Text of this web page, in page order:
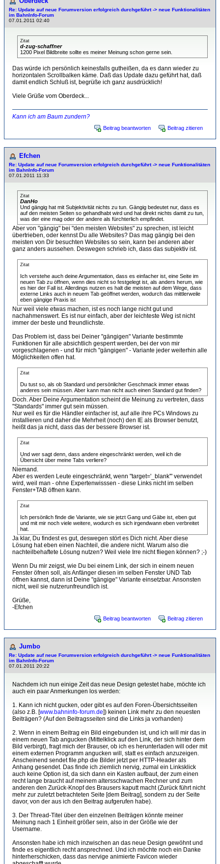
Re: Update auf neue Forumversion erfolgreich durchgeführt -> neue Funktionalitäten
im BahnInfo-Forum
07.01.2011 02:40
Zitat
d-zug-schaffner
1200 Pixel Bildbreite sollte es meiner Meinung schon gerne sein.
Das würde ich persönlich keinesfalls gutheißen, da es dann wieder zu
horizontalen Scrollbalken käme. Daß das Update dazu geführt hat, daß
damit endlich Schluß ist, begrüße ich ganz ausdrücklich!
Viele Grüße vom Oberdeck...
Kann ich am Baum zundern?
Beitrag beantworten Beitrag zitieren
Efchen
Re: Update auf neue Forumversion erfolgreich durchgeführt -> neue Funktionalitäten
im BahnInfo-Forum
07.01.2011 11:33
Zitat
DanHo
Und gängig hat mit Subjektivität nichts zu tun. Gängig bedeutet nur, dass es
auf den meisten Seiten so gehandhabt wird und hat direkt nichts damit zu tun,
was der eine mag oder der andere als fürchterlich empfindet.
Aber von "gängig" bei "den meisten Websites" zu sprechen, ist leicht
übertrieben, oder kennst Du alle Websites? Das mag gängig bei den
meisten von Dir besuchten Websites so sein, kann bei anderen aber
ganz anders aussehen. Deswegen schrieb ich, dass das subjektiv ist.
Zitat
Ich verstehe auch deine Argumentation, dass es einfacher ist, eine Seite im
neuen Tab zu öffnen, wenn dies nicht so festgelegt ist, als anders herum, wie
es hier der Fall ist. Allerdings nutzen es halt die meisten auf dem Wege, dass
externe Links auch in neuem Tab geöffnet werden, wodurch das mittlerweile
eben gängige Praxis ist
Nur weil viele etwas machen, ist es noch lange nicht gut und
nachahmenswert. Es ist nur einfach, aber der leichteste Weg ist nicht
immer der beste und freundlichste.
Das Problem ist, dass bei Deiner "gängigen" Variante bestimmte
Funktionen für alle absichtlich gesperrt werden, bei der von mir
vorgeschlagenen - und für mich "gängigen" - Variante jeder weiterhin alle
Möglichkeiten offen hat.
Zitat
Du tust so, als ob Standard und persönlicher Geschmack immer etwas
anderes sein müssen. Aber kann man nicht auch einen Standard gut finden?
Doch. Aber Deine Argumentation scheint die Meinung zu vertreten, dass
"Standards" immer gut sein müssen.
Nur weil es für die Händler einfacher ist, auf alle ihre PCs Windows zu
installieren und daher die Mehrheit (noch) den IE als Browser benutzt,
heißt das ja nicht, dass das der bessere Browser ist.
Zitat
Und wer sagt denn, dass andere eingeschränkt werden, weil ich die
Übersicht über meine Tabs verliere?
Niemand.
Aber es werden Leute eingeschränkt, wenn "target='_blank'" verwendet
wird, weil man - ohne Expertenwisssen - diese Links nicht im selben
Fenster+TAB öffnen kann.
Zitat
Ich persönlich finde die Variante, wie sie jetzt Gang und Gäbe ist, eben gut
und mit mir noch viele weitere, wodurch es sich irgendwann eben verbreitet
hat.
Ja klar, Du findest es gut, deswegen stört es Dich nicht. Aber diese
Lösung hat eben einen Nachteil, die andere nicht. Warum also die
nachteilbehaftete Lösung nutzen? Weil viele Irre nicht fliegen können? ;-)
Wenn Du mir zeigst, wie Du bei einem Link, der sich in einem neuen
Fenster öfnen soll, als Anfänger diesen im selben Fenster UND Tab
öffnen kannst, dann ist Deine "gängige" Variante einsetzbar. Ansonsten
nicht, weil sie nutzerunfreundlich ist.
Grüße,
-Efchen
Beitrag beantworten Beitrag zitieren
Jumbo
Re: Update auf neue Forumversion erfolgreich durchgeführt -> neue Funktionalitäten
im BahnInfo-Forum
07.01.2011 20:22
Nachdem ich nun einige Zeit das neue Design getestet habe, möchte ich
auch ein paar Anmerkungen los werden:
1. Kann ich nicht gucken, oder gibt es auf den Foren-Übersichtsseiten
(also z.B. [www.bahninfo-forum.de]) keinen Link mehr zu den neuesten
Beiträgen? (Auf den Beitragsseiten sind die Links ja vorhanden)
2. Wenn in einem Beitrag ein Bild eingebunden ist, und ich will mir das in
einem neuen Tab angucken (Mittelklick auf den Link, der sich hinter dem
Bild verbirgt), fragt mich der Brauser, ob ich es herunterladen will oder mit
einem externen Programm angucken will, statt es einfach anzuzeigen.
Anscheinend sendet file.php die Bilder jetzt per HTTP-Header als
Anhang gesendet. Das finde ich ziemlich nervig, zumal ein Linksklick
auch keine Option ist, da sich dann ein Kasten aufbaut, der zum einen
recht lange braucht auf meinem altersschwachen Rechner und zum
anderen den Zurück-Knopf des Brausers kaputt macht (Zurück führt nicht
mehr zur zuletzt betrachteten Seite [dem Beitrag], sondern zu der Seite
davor, von der aus ich den Beitrag aufgerufen habe).
3. Der Thread-Titel über den einzelnen Beiträgen könnte meiner
Meinung nach 1 Einheit größer sein, also in der Größe wie der
Username.
Ansonsten habe ich mich inzwischen an das neue Design gewöhnt und
finde es eigentlich recht ansprechned. Und ich möchte noch ein Danke
hinterherschicken, dass das nervige animierte Favicon wieder